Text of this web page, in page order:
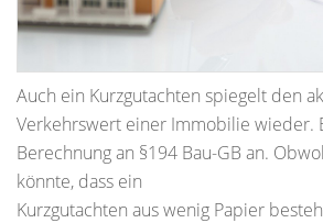
Auch ein Kurzgutachten spiegelt den
Verkehrswert einer Immobilie wieder.
Berechnung an §194 Bau-GB an.
könnte, dass ein
Kurzgutachten aus wenig Papier